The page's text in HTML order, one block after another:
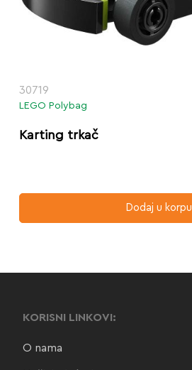
30719
LEGO Polybag
Karting trkač
Dodaj u korpu
KORISNI LINKOVI:
O nama